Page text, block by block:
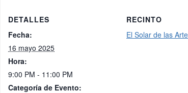
DETALLES
Fecha:
16 mayo 2025
Hora:
9:00 PM - 11:00 PM
Categoría de Evento:
RECINTO
El Solar de las